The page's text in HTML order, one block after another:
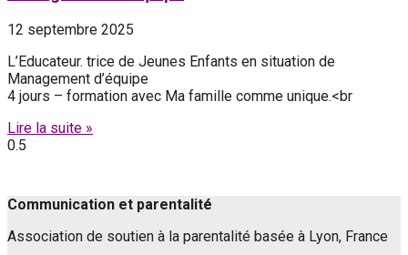
12 septembre 2025
L’Educateur. trice de Jeunes Enfants en situation de
Management d’équipe
4 jours – formation avec Ma famille comme unique.<br
Lire la suite »
Communication et parentalité
Association de soutien à la parentalité basée à Lyon, France